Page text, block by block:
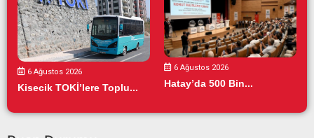
6 Ağustos 2026
Kisecik TOKİ’lere Toplu...
6 Ağustos 2026
Hatay’da 500 Bin...